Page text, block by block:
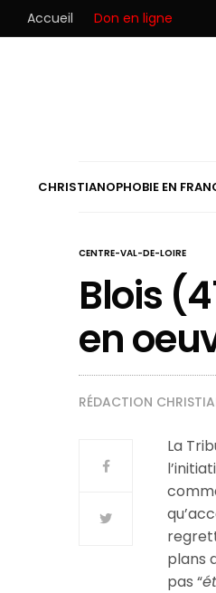
Accueil Don en ligne
CHRISTIANOPHOBIE EN
CENTRE-VAL-DE-LOIRE
Blois
en
RÉDACTION
La
plans
pas “